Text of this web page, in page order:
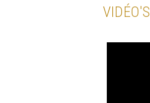
VIDÉO'S